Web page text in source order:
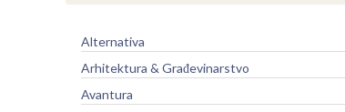
Alternativa
Arhitektura & Građevinarstvo
Avantura